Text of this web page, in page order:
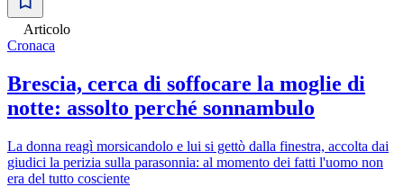
Articolo
Cronaca
Brescia, cerca di soffocare la moglie di
notte: assolto perché sonnambulo
La donna reagì morsicandolo e lui si gettò dalla finestra, accolta dai
giudici la perizia sulla parasonnia: al momento dei fatti l'uomo non
era del tutto cosciente